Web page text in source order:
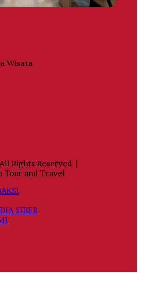
Wisata
Rights Reserved |
Tour and Travel
SIBER